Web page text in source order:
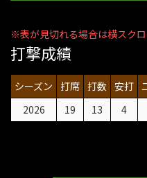
打撃成績
シーズン 打席 打数 安打
2026
19 13 4